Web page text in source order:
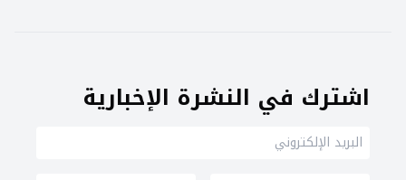
اشترك في النشرة الإخبارية